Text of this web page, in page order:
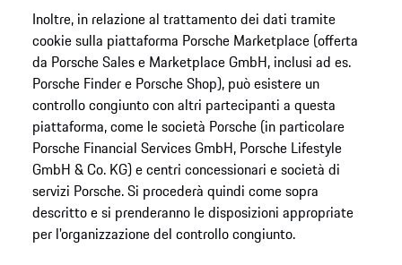
Inoltre, in relazione al trattamento dei dati tramite
cookie sulla piattaforma Porsche Marketplace (offerta
da Porsche Sales e Marketplace GmbH, inclusi ad es.
Porsche Finder e Porsche Shop), può esistere un
controllo congiunto con altri partecipanti a questa
piattaforma, come le società Porsche (in particolare
Porsche Financial Services GmbH, Porsche Lifestyle
GmbH & Co. KG) e centri concessionari e società di
servizi Porsche. Si procederà quindi come sopra
descritto e si prenderanno le disposizioni appropriate
per l'organizzazione del controllo congiunto.